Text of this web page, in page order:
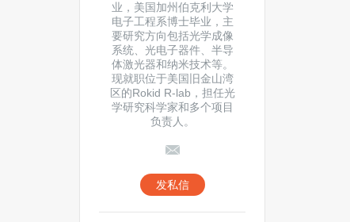
业，美国加州伯克利大学
电子工程系博士毕业，主
要研究方向包括光学成像
系统、光电子器件、半导
体激光器和纳米技术等。
现就职位于美国旧金山湾
区的Rokid R-lab，担任光
学研究科学家和多个项目
负责人。
发私信